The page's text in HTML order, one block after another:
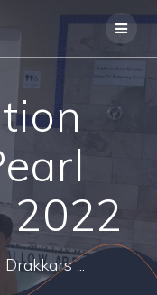
2022
...